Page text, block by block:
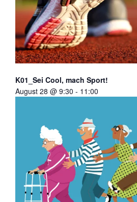
K01_Sei Cool, mach Sport!
August 28 @ 9:30 - 11:00